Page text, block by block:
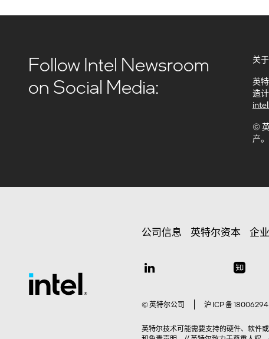
Follow Intel Newsroom
on Social Media:
关
英
造
©
产。
公司信息 英特尔资本 企
© 英特尔公司 沪 ICP 备 18006294
英特尔技术可能需要支持的硬件、软件